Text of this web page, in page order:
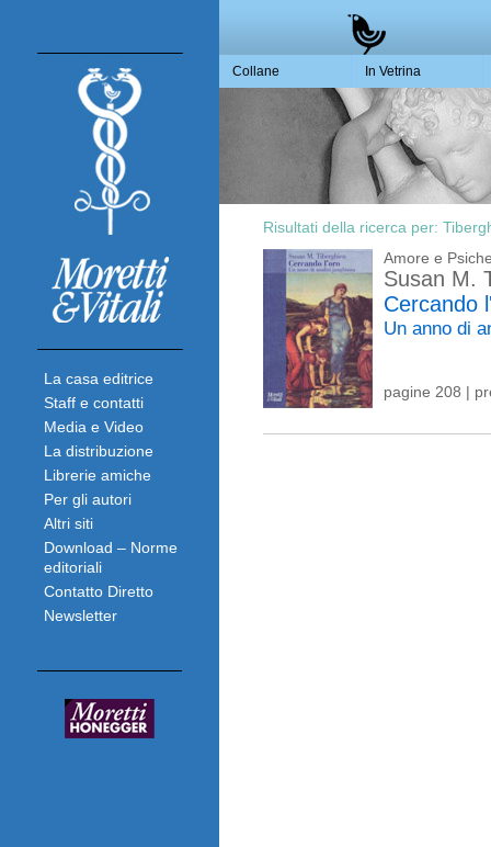
La casa editrice
Staff e contatti
Media e Video
La distribuzione
Librerie amiche
Per gli autori
Altri siti
Download – Norme
editoriali
Contatto Diretto
Newsletter
Collane In Vetrina
Risultati della ricerca per:
Amore e
Susan M.
Cercando
Un anno di
pagine 208 |